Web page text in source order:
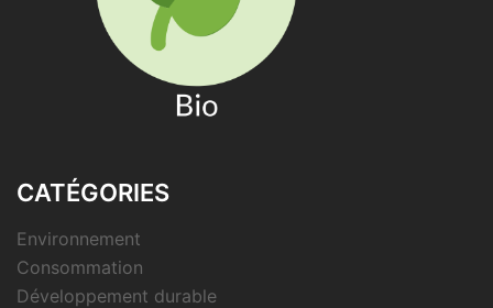
CATÉGORIES
Environnement
Consommation
Développement durable